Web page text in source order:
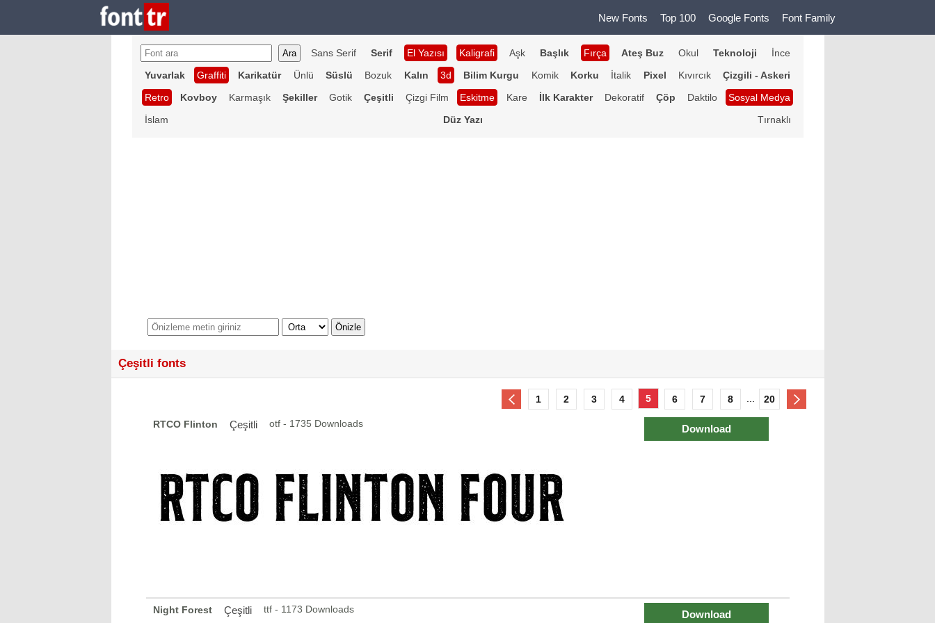
New Fonts Top 100 Google Fonts Font Family
Sans Serif Serif El Yazısı Kaligrafi Aşk Başlık Fırça Ateş Buz Okul Teknoloji
İnce
Yuvarlak
Graffiti Karikatür Ünlü Süslü Bozuk Kalın 3d Bilim Kurgu Komik Korku İtalik Pixel Kıvırcık
Çizgili - Askeri
Retro
Kovboy Karmaşık Şekiller Gotik Çeşitli Çizgi Film Eskitme Kare İlk Karakter Dekoratif Çöp Daktilo
Sosyal Medya
İslam
Düz Yazı Tırnaklı
Çeşitli fonts
1 2 3 4 5 6 7 8 20
RTCO Flinton Çeşitli otf - 1735 Downloads Download
Night Forest Çeşitli ttf - 1173 Downloads Download